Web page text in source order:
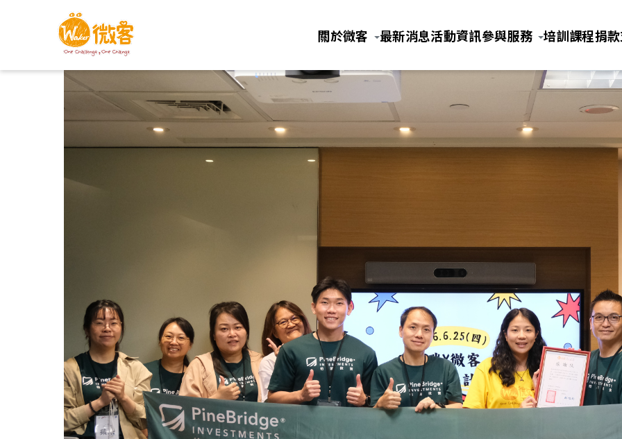
關於微客
最新消息活動資訊參與服務 培訓課程捐